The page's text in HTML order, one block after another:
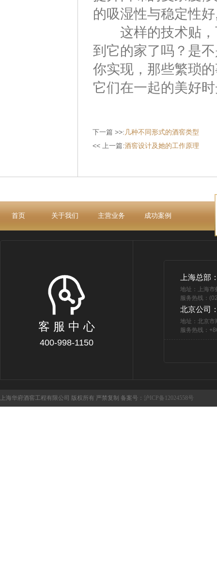
的吸湿性与稳定性
这样的技术贴，
到它的家了吗？是
你实现，那些繁琐
它们在一起的美好
下一篇 >>: 几种不同形式的酒窖类型
<< 上一篇:酒窖设计及她的工作原理
首页 关于我们 主营业务 成功案例
客 服 中 心
400-998-1150
上海总部
地址：上海
服务热线：
北京公司
地址：北京市
服务热线：
上海华府酒窖工程有限公司 版权所有 严禁复制 备案号： 沪ICP备12024558号